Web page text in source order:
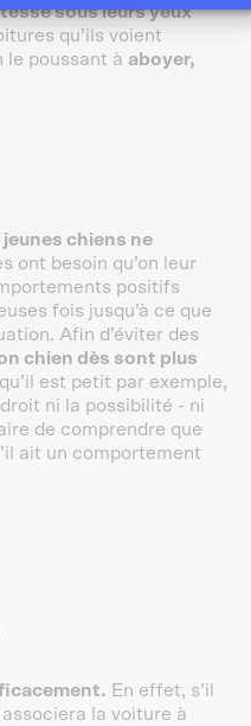
sous leurs yeux
qu’ils voient
poussant à aboyer,
chiens ne
ont besoin qu’on leur
positifs
fois jusqu’à ce que
Afin d’éviter des
chien dès sont plus
est petit par exemple,
ni la possibilité - ni
de comprendre que
ait un comportement
En effet, s’il
la voiture à